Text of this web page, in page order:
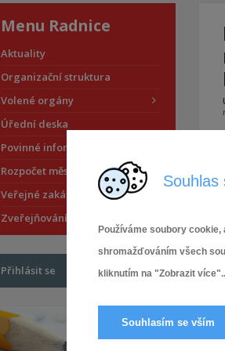
Souhlas
Používáme soubory
shromažďováním všech
kliknutím na "Zobrazit
Souhlasím se vším
Menu Radnice
Aktuality
Organizační struktura
Volené orgány
Úřední deska
Povinné informace
Rozpočet městské části
Veřejné zakázky
Zveřejňování smluv
Přihlásit se